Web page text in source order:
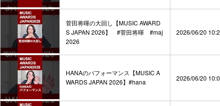
菅田将暉の大回し【MUSIC AWARD
S JAPAN 2026】 #菅田将暉 #maj
2026
2026/06/20
HANAのパフォーマンス【MUSIC A
WARDS JAPAN 2026】#hana
2026/06/20